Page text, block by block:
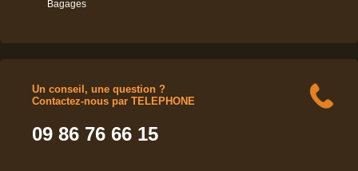
Bagages
Un conseil, une question ?
Contactez-nous par TELEPHONE
09 86 76 66 15